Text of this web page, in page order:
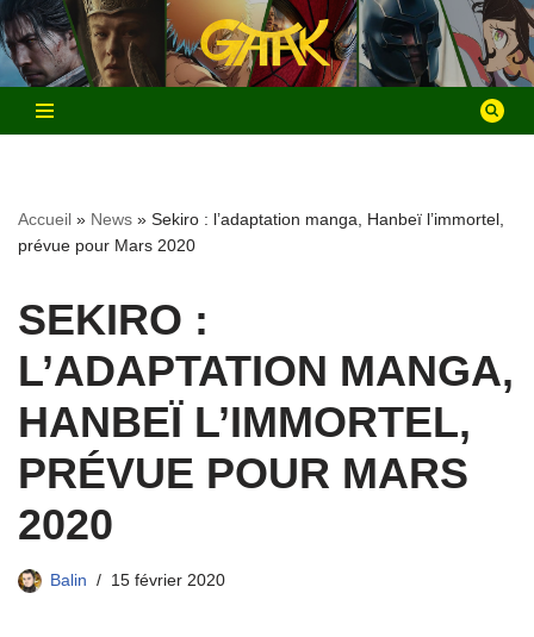
Aller
au
contenu
Accueil » News » Sekiro : l’adaptation manga, Hanbeï l’immortel,
prévue pour Mars 2020
SEKIRO :
L’ADAPTATION MANGA,
HANBEÏ L’IMMORTEL,
PRÉVUE POUR MARS
2020
Balin 15 février 2020